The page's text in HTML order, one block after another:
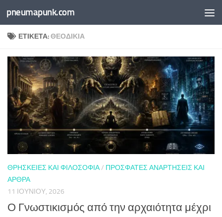
Skip to content
pneumapunk.com
ΕΤΙΚΈΤΑ:ΘΕΟΔΙΚΊΑ
ΘΡΗΣΚΕΊΕΣ ΚΑΙ ΦΙΛΟΣΟΦΊΑ/ ΠΡΌΣΦΑΤΕΣ ΑΝΑΡΤΉΣΕΙΣ ΚΑΙ
ΆΡΘΡΑ
11 ΙΟΥΝΊΟΥ, 2026
Ο Γνωστικισμός από την αρχαιότητα μέχρι